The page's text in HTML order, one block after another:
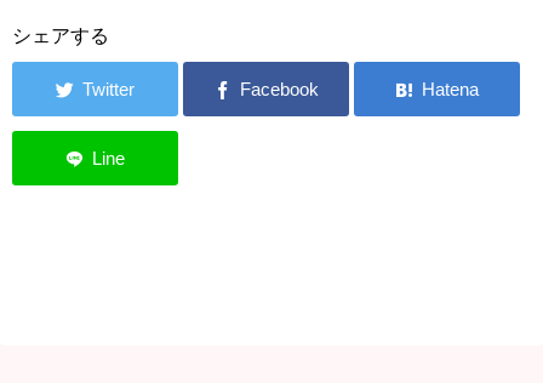
シェアする